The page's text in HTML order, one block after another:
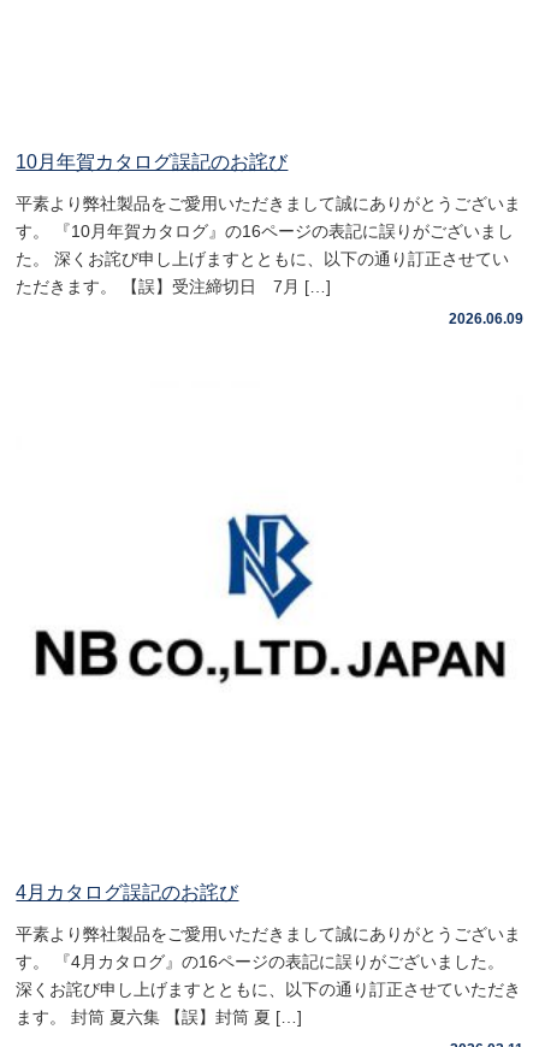
10月年賀カタログ誤記のお詫び
平素より弊社製品をご愛用いただきまして誠にありがとうございま
す。 『10月年賀カタログ』の16ページの表記に誤りがございまし
た。 深くお詫び申し上げますとともに、以下の通り訂正させてい
ただきます。 【誤】受注締切日 7月 […]
2026.06.09
4月カタログ誤記のお詫び
平素より弊社製品をご愛用いただきまして誠にありがとうございま
す。 『4月カタログ』の16ページの表記に誤りがございました。
深くお詫び申し上げますとともに、以下の通り訂正させていただき
ます。 封筒 夏六集 【誤】封筒 夏 […]